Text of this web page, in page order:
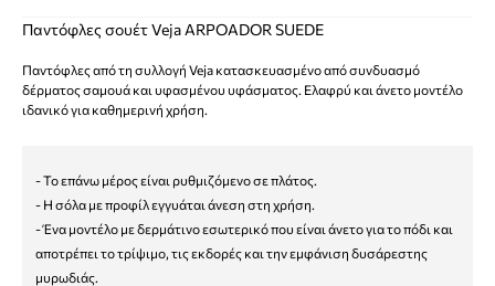
Παντόφλες σουέτ Veja ARPOADOR SUEDE
Παντόφλες από τη συλλογή Veja κατασκευασμένο από συνδυασμό
δέρματος σαμουά και υφασμένου υφάσματος. Ελαφρύ και άνετο μοντέλο
ιδανικό για καθημερινή χρήση.
- Το επάνω μέρος είναι ρυθμιζόμενο σε πλάτος.
- Η σόλα με προφίλ εγγυάται άνεση στη χρήση.
- Ένα μοντέλο με δερμάτινο εσωτερικό που είναι άνετο για το πόδι και
αποτρέπει το τρίψιμο, τις εκδορές και την εμφάνιση δυσάρεστης
μυρωδιάς.